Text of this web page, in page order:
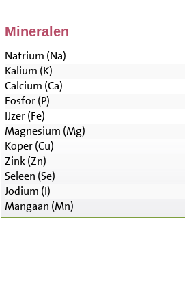
Mineralen
Natrium (Na)
Kalium (K)
Calcium (Ca)
Fosfor (P)
IJzer (Fe)
Magnesium (Mg)
Koper (Cu)
Zink (Zn)
Seleen (Se)
Jodium (I)
Mangaan (Mn)